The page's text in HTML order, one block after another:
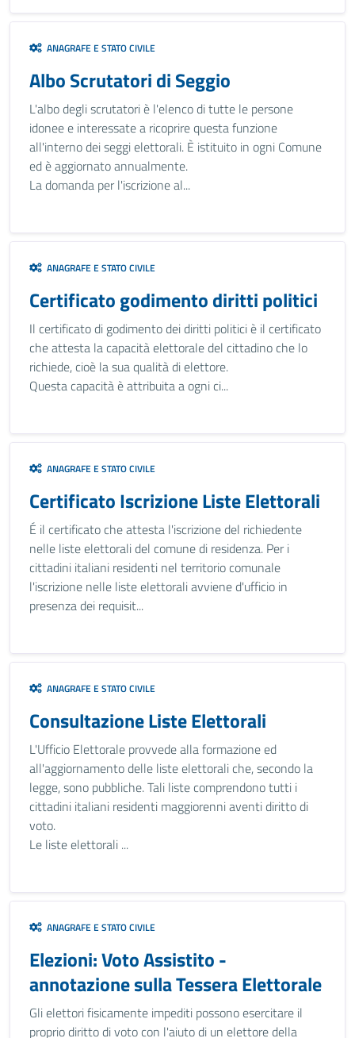
ANAGRAFE E STATO CIVILE
Albo Scrutatori di Seggio
L'albo degli scrutatori è l'elenco di tutte le persone
idonee e interessate a ricoprire questa funzione
all'interno dei seggi elettorali. È istituito in ogni Comune
ed è aggiornato annualmente.
La domanda per l'iscrizione al...
ANAGRAFE E STATO CIVILE
Certificato godimento diritti politici
Il certificato di godimento dei diritti politici è il certificato
che attesta la capacità elettorale del cittadino che lo
richiede, cioè la sua qualità di elettore.
Questa capacità è attribuita a ogni ci...
ANAGRAFE E STATO CIVILE
Certificato Iscrizione Liste Elettorali
É il certificato che attesta l'iscrizione del richiedente
nelle liste elettorali del comune di residenza. Per i
cittadini italiani residenti nel territorio comunale
l'iscrizione nelle liste elettorali avviene d'ufficio in
presenza dei requisit...
ANAGRAFE E STATO CIVILE
Consultazione Liste Elettorali
L'Ufficio Elettorale provvede alla formazione ed
all'aggiornamento delle liste elettorali che, secondo la
legge, sono pubbliche. Tali liste comprendono tutti i
cittadini italiani residenti maggiorenni aventi diritto di
voto.
Le liste elettorali ...
ANAGRAFE E STATO CIVILE
Elezioni: Voto Assistito -
annotazione sulla Tessera Elettorale
Gli elettori fisicamente impediti possono esercitare il
proprio diritto di voto con l'aiuto di un elettore della